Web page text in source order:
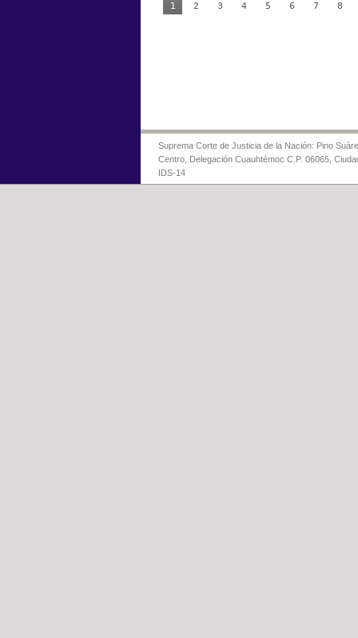
1 2 3 4 5 6 7 8
Suprema Corte de Justicia de la Nación: Pino
Centro, Delegación Cuauhtémoc C.P. 06065,
IDS-14